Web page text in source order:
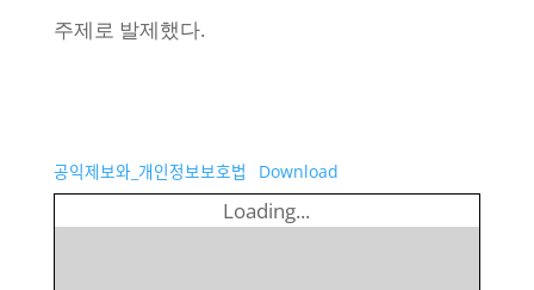
주제로 발제했다.
공익제보와_개인정보보호법 Download
Loading...